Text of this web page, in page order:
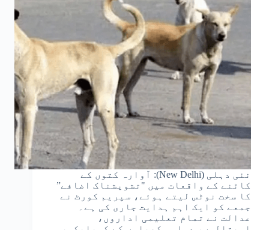
نئی دہلی (New Delhi): آوارہ کتوں کے
کاٹنے کے واقعات میں "تشویشناک اضافے”
کا سخت نوٹس لیتے ہوئے، سپریم کورٹ نے
جمعے کو ایک اہم ہدایت جاری کی ہے۔
عدالت نے تمام تعلیمی اداروں،